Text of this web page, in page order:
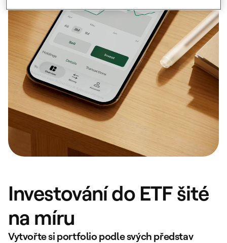
Investování do ETF šité
na míru
Vytvořte si portfolio podle svých představ